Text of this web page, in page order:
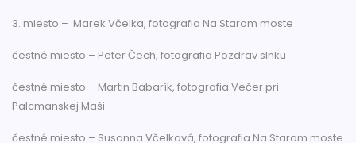
3. miesto – Marek Včelka, fotografia Na Starom moste
čestné miesto – Peter Čech, fotografia Pozdrav slnku
čestné miesto – Martin Babarík, fotografia Večer pri
Palcmanskej Maši
čestné miesto – Susanna Včelková, fotografia Na Starom moste